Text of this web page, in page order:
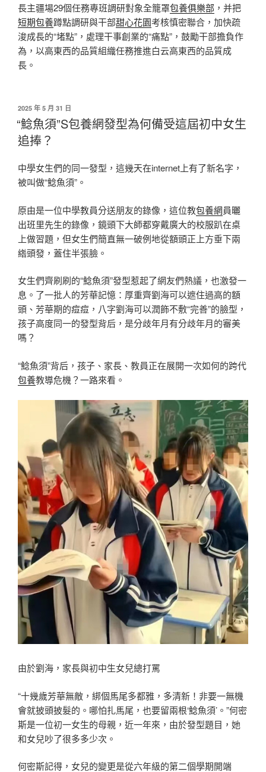
長主疆場29個任務專班調研對象全籠罩包養俱樂部 ，并把
短期包養蹲點調研與干部甜心花園考核慎密聯合，加快疏
浚成長的“堵點”，處理干事創業的“痛點”，鼓勵干部擔負作
為，以高東西的品質組織任務推進白云高東西的品質成
長。
發
佈
於
2025 年 5 月 31 日
“鯰魚須”S包養網發型為何備受這屆初中女生
追捧？
中學女生們的同一發型，這幾天在internet上有了新名字，
被叫做“鯰魚須”。
原由是一位中學教員分送朋友的錄像，這位教包養網員曬
出班里先生的錄像，鏡頭下大師都穿戴廣大的校服趴在桌
上做習題，但女生們簡直無一破例地從額頭正上方垂下兩
綹頭發，蓋住半張臉。
女生們齊刷刷的“鯰魚須”發型惹起了網友們熱議，也激發一
息。了一批人的芳華記憶：厚重齊劉海可以遮住過高的額
頭、芳華期的痘痘，八字劉海可以潤飾不敷“完善”的臉型，
孩子高度同一的發型背后，是分歧年月有分歧年月的審美
嗎？
“鯰魚須”背后，孩子、家長、教員正在展開一次如何的跨代
包養教導危機？一路來看。
由於劉海，家長與初中生女兒總打罵
“十幾歲芳華無敵，綁個馬尾多都雅，多清新！非要一無機
會就披頭披髮的。哪怕扎馬尾，也要留兩根‘鯰魚須’。”何密
斯是一位初一女生的母親，近一年來，由於發型題目，她
和女兒吵了很多多少次。
何密斯記得，女兒的變更是從六年級的第二個學期開端